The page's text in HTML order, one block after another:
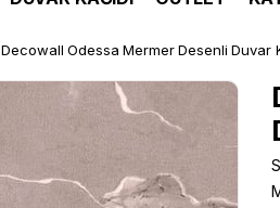
Decowall Odessa Mermer Desenli Duvar